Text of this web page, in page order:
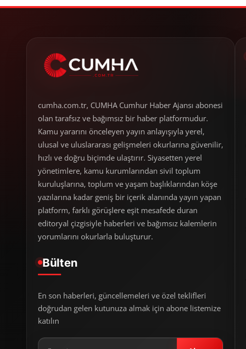
cumha.com.tr, CUMHA Cumhur Haber Ajansı abonesi
olan tarafsız ve bağımsız bir haber platformudur.
Kamu yararını önceleyen yayın anlayışıyla yerel,
ulusal ve uluslararası gelişmeleri okurlarına güvenilir,
hızlı ve doğru biçimde ulaştırır. Siyasetten yerel
yönetimlere, kamu kurumlarından sivil toplum
kuruluşlarına, toplum ve yaşam başlıklarından köşe
yazılarına kadar geniş bir içerik alanında yayın yapan
platform, farklı görüşlere eşit mesafede duran
editoryal çizgisiyle haberleri ve bağımsız kalemlerin
yorumlarını okurlarla buluşturur.
Bülten
En son haberleri, güncellemeleri ve özel teklifleri
doğrudan gelen kutunuza almak için abone listemize
katılın